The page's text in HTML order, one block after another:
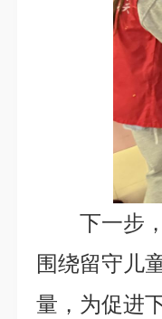
下一步
围绕留守儿
量，为促进